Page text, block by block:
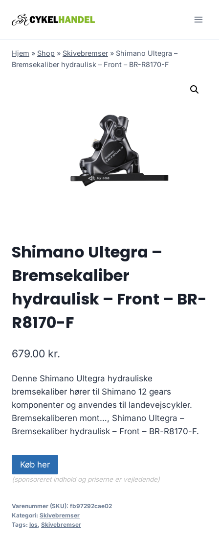
Hjem » Shop » Skivebremser » Shimano Ultegra –
Bremsekaliber hydraulisk – Front – BR-R8170-F
Shimano Ultegra –
Bremsekaliber
hydraulisk – Front – BR-
R8170-F
679.00 kr.
Denne Shimano Ultegra hydrauliske
bremsekaliber hører til Shimano 12 gears
komponenter og anvendes til landevejscykler.
Bremsekaliberen mont…, Shimano Ultegra –
Bremsekaliber hydraulisk – Front – BR-R8170-F.
Køb her
(sponsoreret indhold og priserne er vejledende)
Varenummer (SKU): fb97292cae02
Kategori: Skivebremser
Tags: los, Skivebremser